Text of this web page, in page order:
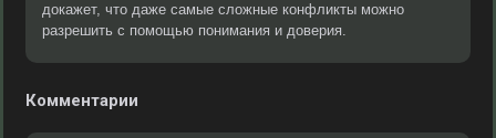
докажет, что даже самые сложные конфликты можно
разрешить с помощью понимания и доверия.
Комментарии